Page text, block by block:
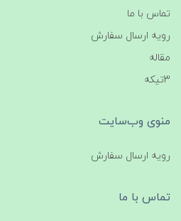
تماس با ما
رویه ارسال سفارش
مقاله
3تیکه
منوی وب‌سایت
رویه ارسال سفارش
تماس با ما